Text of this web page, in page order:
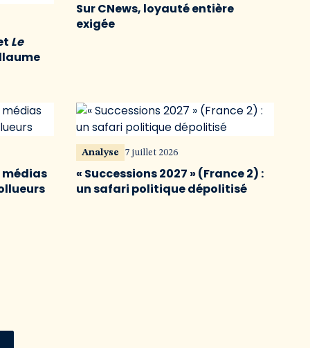
Le
Sur CNews, loyauté entière
exigée
médias
Analyse 7 juillet 2026
« Successions 2027 » (France 2) :
un safari politique dépolitisé